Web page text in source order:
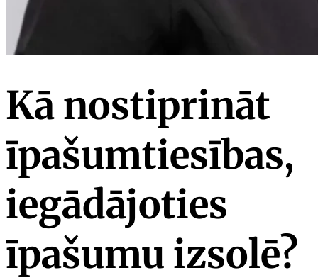
Kā nostiprināt
īpašumtiesības,
iegādājoties
īpašumu izsolē?